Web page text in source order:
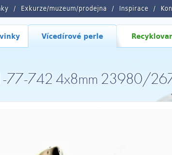
Exkurze/muzeum/prodejna Inspirace
Vícedírové perle
77-742 4x8mm 23980/